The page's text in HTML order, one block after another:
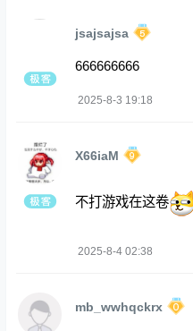
jsajsajsa
666666666
2025-8-3 19:18
X66iaM
不打游戏在这卷
2025-8-4 02:38
mb_wwhqckrx